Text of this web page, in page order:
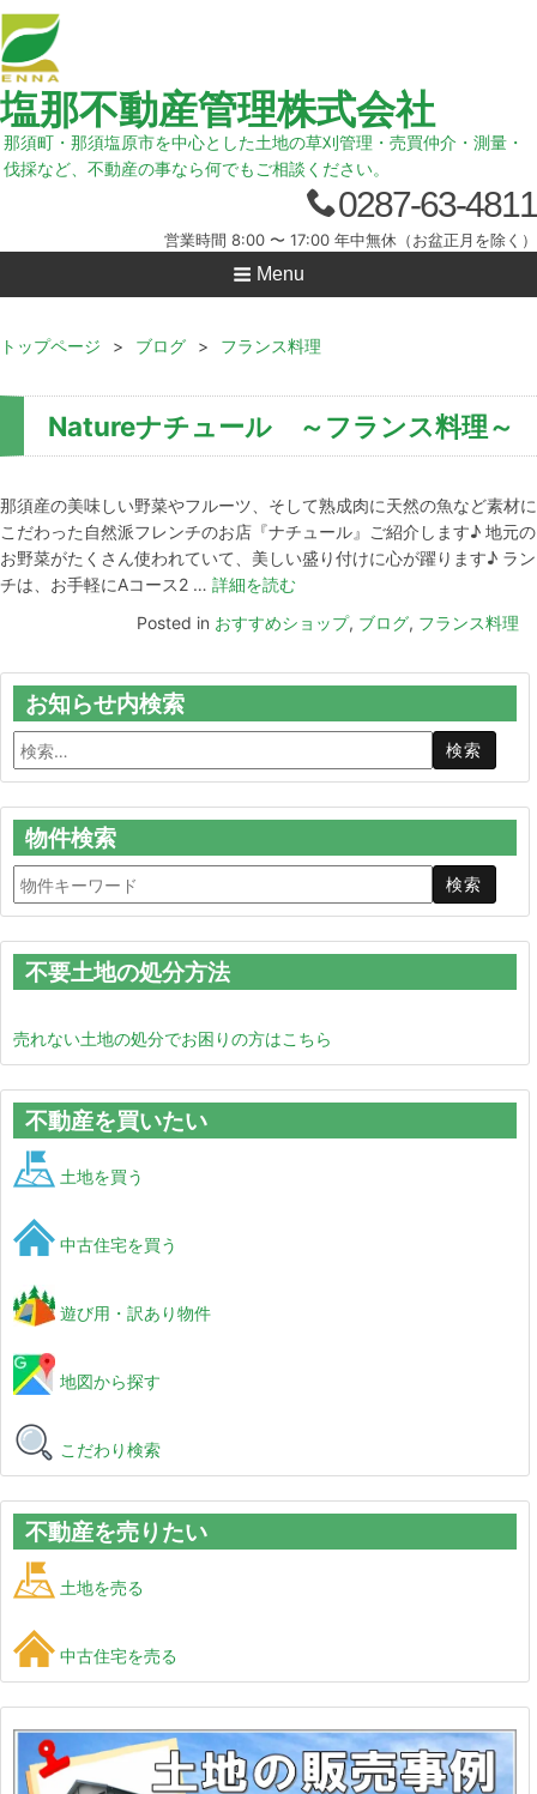
塩那不動産管理株式会社
那須町・那須塩原市を中心とした土地の草刈管理・売買仲介・測量・
伐採など、不動産の事なら何でもご相談ください。
0287-63-4811
営業時間 8:00 〜 17:00 年中無休（お盆正月を除く）
Menu
トップページ > ブログ > フランス料理
Natureナチュール ～フランス料理～
那須産の美味しい野菜やフルーツ、そして熟成肉に天然の魚など素材に
こだわった自然派フレンチのお店『ナチュール』ご紹介します♪ 地元の
お野菜がたくさん使われていて、美しい盛り付けに心が躍ります♪ ラン
チは、お手軽にAコース2 … 詳細を読む
Posted in おすすめショップ, ブログ, フランス料理
お知らせ内検索
物件検索
不要土地の処分方法
売れない土地の処分でお困りの方はこちら
不動産を買いたい
土地を買う
中古住宅を買う
遊び用・訳あり物件
地図から探す
こだわり検索
不動産を売りたい
土地を売る
中古住宅を売る